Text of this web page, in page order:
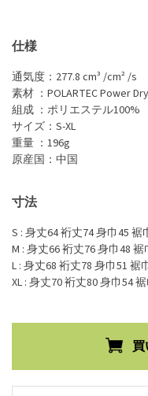
仕様
通気度：277.8 cm³ /cm² /s
素材 ：POLARTEC Power
組成 ：ポリエステル100%
サイズ：S-XL
重量 ：196g
原産国：中国
寸法
S : 身丈64 裄丈74 身巾45 裾
M : 身丈66 裄丈76 身巾48 裾
L : 身丈68 裄丈78 身巾51 裾
XL : 身丈70 裄丈80 身巾54